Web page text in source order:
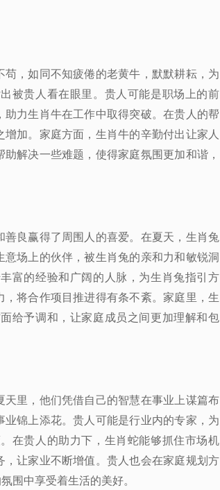
，如同不知疲倦的老黄牛，默默耕耘，为
被贵人看在眼里。贵人可能是职场上的前
力生肖牛在工作中取得突破。在贵人的帮
加。家庭方面，生肖牛的辛勤付出让家人
解决一些难题，使得家庭氛围更加和谐，
良赢得了周围人的喜爱。在夏天，生肖兔
场上的伙伴，被生肖兔的亲和力和敏锐洞
富的经验和广阔的人脉，为生肖兔指引方
将合作项目推进得有条不紊。家庭里，生
给予调和，让家庭成员之间更加理解和包
里，他们凭借自己的智慧在事业上谋篇布
锦上添花。贵人可能是行业内的专家，为
在贵人的助力下，生肖蛇能够抓住市场机
让家业不断增值。贵人也会在家庭规划方
围中享受着生活的美好。